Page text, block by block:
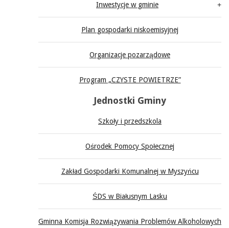
Inwestycje w gminie
Plan gospodarki niskoemisyjnej
Organizacje pozarządowe
Program „CZYSTE POWIETRZE”
Jednostki Gminy
Szkoły i przedszkola
Ośrodek Pomocy Społecznej
Zakład Gospodarki Komunalnej w Myszyńcu
ŚDS w Białusnym Lasku
Gminna Komisja Rozwiązywania Problemów Alkoholowych